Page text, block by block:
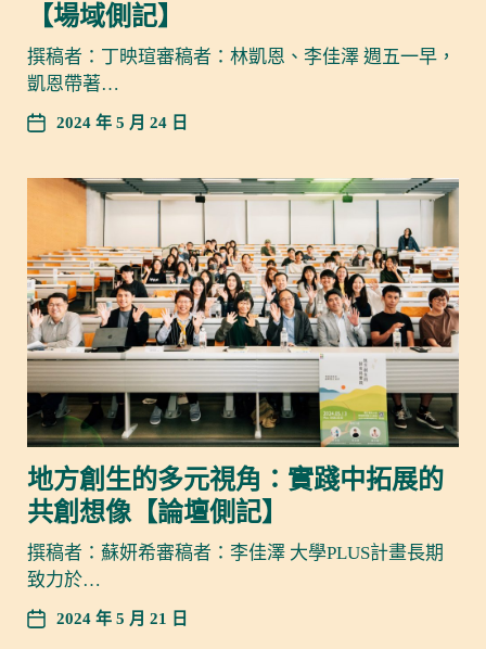
【場域側記】
撰稿者：丁映瑄審稿者：林凱恩、李佳澤 週五一早，
凱恩帶著…
2024 年 5 月 24 日
地方創生的多元視角：實踐中拓展的
共創想像【論壇側記】
撰稿者：蘇妍希審稿者：李佳澤 大學PLUS計畫長期
致力於…
2024 年 5 月 21 日